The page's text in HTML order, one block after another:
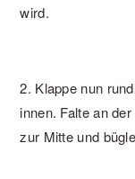
wird.
2. Klappe nun
innen. Falte an
zur Mitte und